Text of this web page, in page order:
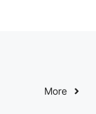
More